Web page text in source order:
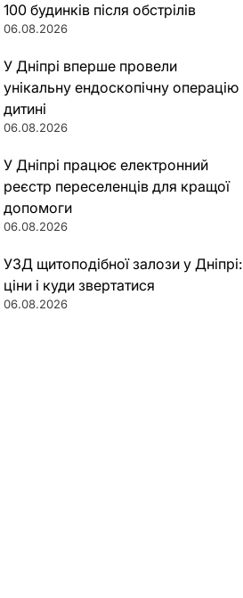
100 будинків після обстрілів
06.08.2026
У Дніпрі вперше провели
унікальну ендоскопічну операцію
дитині
06.08.2026
У Дніпрі працює електронний
реєстр переселенців для кращої
допомоги
06.08.2026
УЗД щитоподібної залози у Дніпрі:
ціни і куди звертатися
06.08.2026